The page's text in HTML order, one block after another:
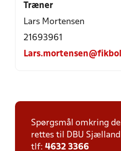
Træner
Lars Mortensen
21693961
Spørgsmål omkring
rettes til DBU Sjælland
tlf: 4632 3366